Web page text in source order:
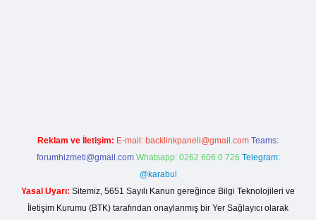
Reklam ve İletişim: E-mail: backlinkpaneli@gmail.com Teams:
forumhizmeti@gmail.com Whatsapp: 0262 606 0 726 Telegram:
@karabul
Yasal Uyarı: Sitemiz, 5651 Sayılı Kanun gereğince Bilgi Teknolojileri ve
İletişim Kurumu (BTK) tarafından onaylanmış bir Yer Sağlayıcı olarak